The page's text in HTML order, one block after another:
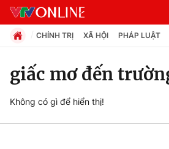
Chuyên mục
Chính trị
CHÍNH TRỊ XÃ HỘI PHÁP LUẬT
giấc mơ đến
Không có gì để hiển thị!